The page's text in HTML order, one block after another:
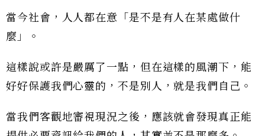
當今社會，人人都在意「是不是有人在某處做什
麼」。
這樣說或許是嚴厲了一點，但在這樣的風潮下，能
好好保護我們心靈的，不是別人，就是我們自己。
當我們客觀地審視現況之後，應該就會發現真正能